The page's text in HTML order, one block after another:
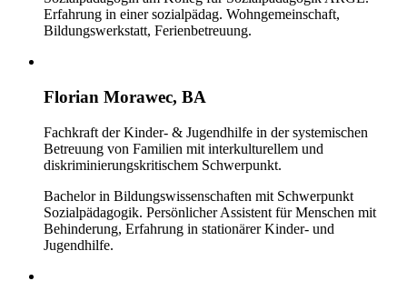
Erfahrung in einer sozialpädag. Wohngemeinschaft,
Bildungswerkstatt, Ferienbetreuung.
Florian Morawec, BA
Fachkraft der Kinder- & Jugendhilfe in der systemischen
Betreuung von Familien mit interkulturellem und
diskriminierungskritischem Schwerpunkt.
Bachelor in Bildungswissenschaften mit Schwerpunkt
Sozialpädagogik. Persönlicher Assistent für Menschen mit
Behinderung, Erfahrung in stationärer Kinder- und
Jugendhilfe.